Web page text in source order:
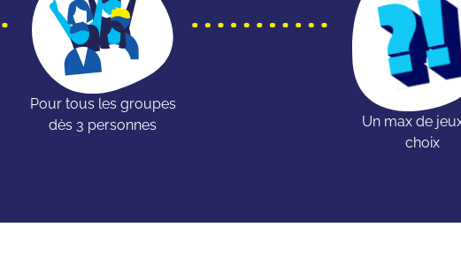
Pour tous les groupes
dès 3 personnes
Un max de
choix